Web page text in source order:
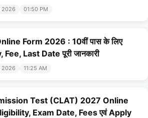
2026 01:50 PM
Form 2026 : 10वीं पास के लिए
Last Date पूरी जानकारी
2026 11:25 AM
Test (CLAT) 2027 Online
Exam Date, Fees एवं Apply